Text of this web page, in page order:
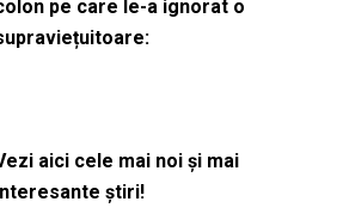
pe care le-a ignorat o
aici cele mai noi și mai
știri!